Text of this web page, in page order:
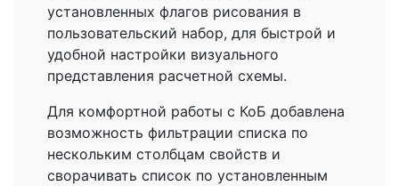
установленных флагов рисования в
пользовательский набор, для быстрой и
удобной настройки визуального
представления расчетной схемы.
Для комфортной работы с КоБ добавлена
возможность фильтрации списка по
нескольким столбцам свойств и
сворачивать список по установленным